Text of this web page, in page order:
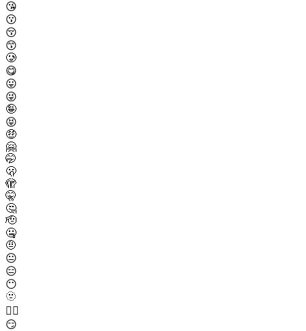
😘
😗
😚
😙
🥲
😋
😛
😜
🤪
😝
🤑
🤗
🤭
🫢
🫣
🤫
🤔
🫡
🤐
🤨
😐
😑
😶
🫥
😶‍🌫️
😏